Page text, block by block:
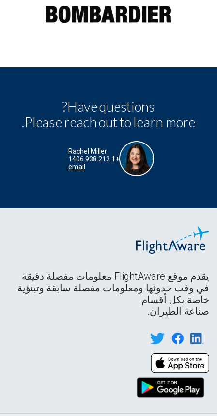
Have questions?
Please reach out to learn more.
Rachel Miller
+1 212 938 1406
email
يقدم موقع FlightAware معلومات مفصلة دقيقة
في وقت حدوثها ومعلومات مفصلة سابقة وتبنؤية
خاصة بكل أقسام
صناعة الطيران.